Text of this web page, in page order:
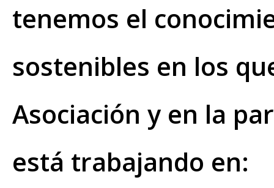
tenemos el
sostenibles en los
Asociación y en la
está trabajando en: